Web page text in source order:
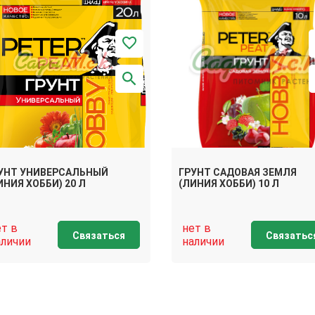
УНИВЕРСАЛЬНЫЙ
ХОББИ) 20 Л
в
Связаться
ГРУНТ САДОВАЯ ЗЕМЛЯ
(ЛИНИЯ ХОББИ) 10 Л
нет в
наличии